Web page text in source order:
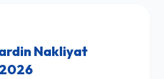
Nakliyat